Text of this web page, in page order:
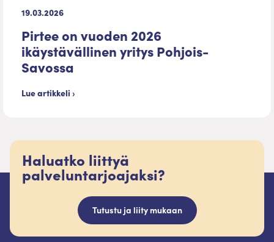
19.03.2026
Pirtee on vuoden 2026
ikäystävällinen yritys Pohjois-
Savossa
Lue artikkeli ›
Haluatko liittyä
palveluntarjoajaksi?
Tutustu ja liity mukaan